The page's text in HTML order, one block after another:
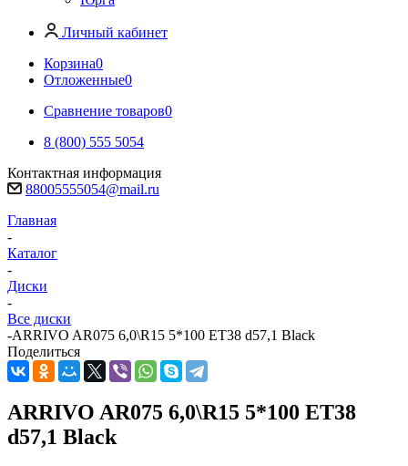
Личный кабинет
Корзина0
Отложенные0
Сравнение товаров0
8 (800) 555 5054
Контактная информация
88005555054@mail.ru
Главная
-
Каталог
-
Диски
-
Все диски
-ARRIVO AR075 6,0\R15 5*100 ET38 d57,1 Black
Поделиться
ARRIVO AR075 6,0\R15 5*100 ET38
d57,1 Black